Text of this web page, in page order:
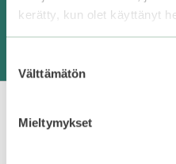
kerätty, kun olet käyttänyt
valinta
Välttämätön
Mieltymykset
Lue lisää